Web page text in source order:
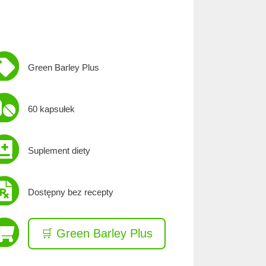
Green Barley Plus
60 kapsułek
Suplement diety
Dostępny bez recepty
🛒 Green Barley Plus